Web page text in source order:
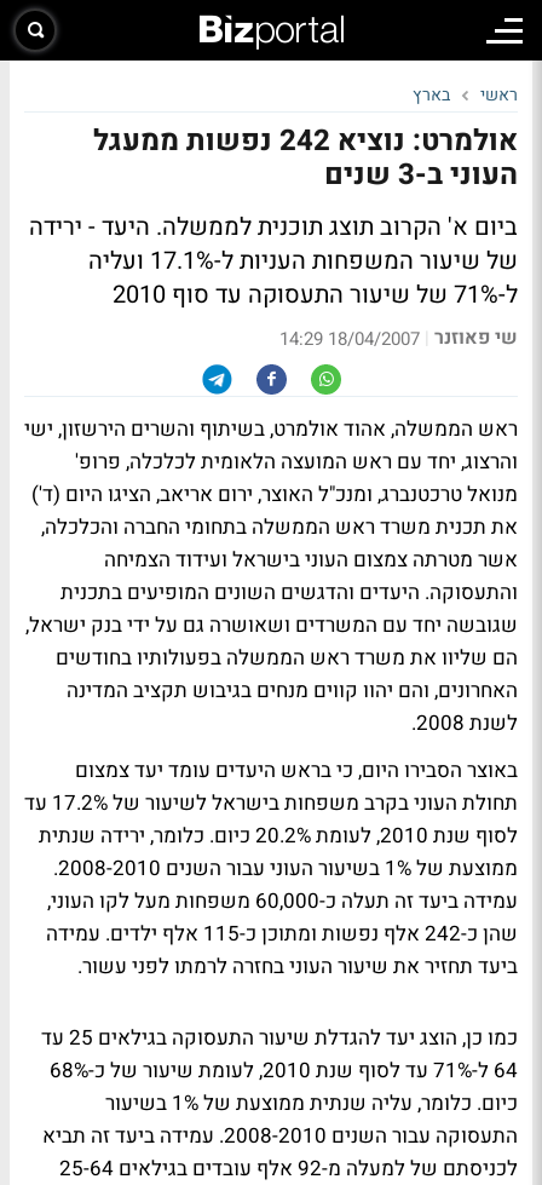
ראשי בארץ
אולמרט: נוציא 242 נפשות ממעגל
העוני ב-3 שנים
ביום א' הקרוב תוצג תוכנית לממשלה. היעד - ירידה
של שיעור המשפחות העניות ל-17.1% ועליה
ל-71% של שיעור התעסוקה עד סוף 2010
שי פאוזנר |
18/04/2007 14:29
ראש הממשלה, אהוד אולמרט, בשיתוף והשרים הירשזון, ישי
והרצוג, יחד עם ראש המועצה הלאומית לכלכלה, פרופ'
מנואל טרכטנברג, ומנכ"ל האוצר, ירום אריאב, הציגו היום (ד')
את תכנית משרד ראש הממשלה בתחומי החברה והכלכלה,
אשר מטרתה צמצום העוני בישראל ועידוד הצמיחה
והתעסוקה. היעדים והדגשים השונים המופיעים בתכנית
שגובשה יחד עם המשרדים ושאושרה גם על ידי בנק ישראל,
הם שליוו את משרד ראש הממשלה בפעולותיו בחודשים
האחרונים, והם יהוו קווים מנחים בגיבוש תקציב המדינה
לשנת 2008.
באוצר הסבירו היום, כי בראש היעדים עומד יעד צמצום
תחולת העוני בקרב משפחות בישראל לשיעור של 17.2% עד
לסוף שנת 2010, לעומת 20.2% כיום. כלומר, ירידה שנתית
ממוצעת של 1% בשיעור העוני עבור השנים 2008-2010.
עמידה ביעד זה תעלה כ-60,000 משפחות מעל לקו העוני,
שהן כ-242 אלף נפשות ומתוכן כ-115 אלף ילדים. עמידה
ביעד תחזיר את שיעור העוני בחזרה לרמתו לפני עשור.
כמו כן, הוצג יעד להגדלת שיעור התעסוקה בגילאים 25 עד
64 ל-71% עד לסוף שנת 2010, לעומת שיעור של כ-68%
כיום. כלומר, עליה שנתית ממוצעת של 1% בשיעור
התעסוקה עבור השנים 2008-2010. עמידה ביעד זה תביא
לכניסתם של למעלה מ-92 אלף עובדים בגילאים 25-64